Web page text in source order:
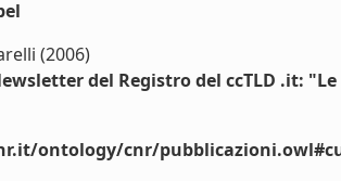
(2006)
del Registro del ccTLD .it:
ontology/cnr/